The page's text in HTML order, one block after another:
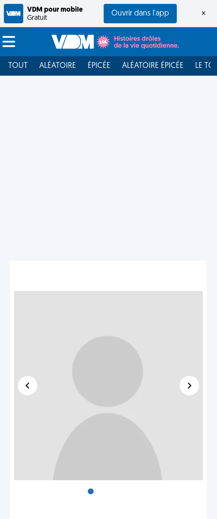
VDM pour mobile
Gratuit
Ouvrir dans l'app ×
TOUT ALÉATOIRE ÉPICÉE ALÉATOIRE ÉPICÉE LE
•